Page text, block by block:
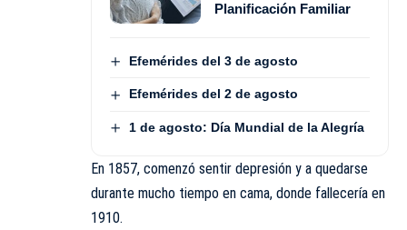
Planificación Familiar
Efemérides del 3 de agosto
Efemérides del 2 de agosto
1 de agosto: Día Mundial de la Alegría
En 1857, comenzó sentir depresión y a quedarse
durante mucho tiempo en cama, donde fallecería en
1910.